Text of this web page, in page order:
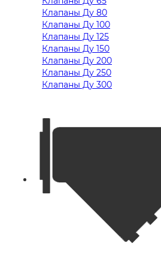
Клапаны Ду 80
Клапаны Ду 100
Клапаны Ду 125
Клапаны Ду 150
Клапаны Ду 200
Клапаны Ду 250
Клапаны Ду 300